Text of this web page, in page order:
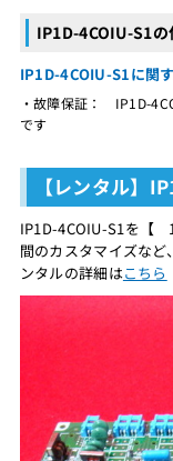
IP1D-4COIU-S1の
IP1D-4COIU-S1に関
・故障保証： IP1D-
です
【レンタル】
IP1D-4COIU-S1を【
間のカスタマイズな
ンタルの詳細はこちら